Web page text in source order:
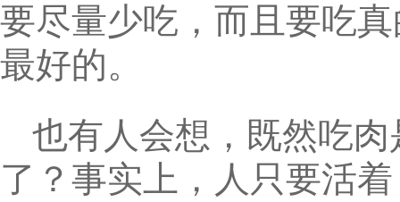
要尽量少吃，而且要吃
最好的。
也有人会想，既然吃
了？事实上，人只要活